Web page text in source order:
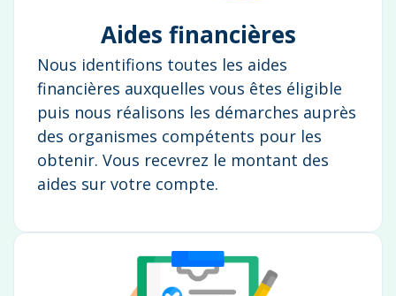
Aides financières
Nous identifions toutes les aides
financières auxquelles vous êtes éligible
puis nous réalisons les démarches auprès
des organismes compétents pour les
obtenir. Vous recevrez le montant des
aides sur votre compte.